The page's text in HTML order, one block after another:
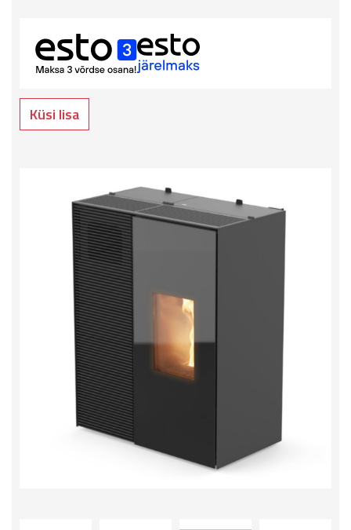
Küsi lisa